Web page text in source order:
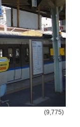
(9,775)